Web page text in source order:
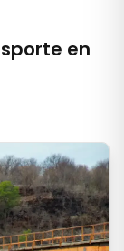
en